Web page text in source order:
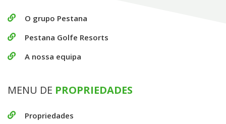
O grupo Pestana
Pestana Golfe Resorts
A nossa equipa
MENU DE PROPRIEDADES
Propriedades